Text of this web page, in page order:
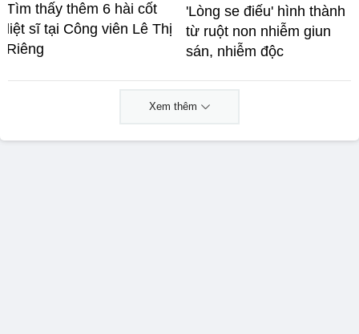
Tìm thấy thêm 6 hài cốt
liệt sĩ tại Công viên Lê Thị
Riêng
'Lòng se điếu' hình thành
từ ruột non nhiễm giun
sán, nhiễm độc
Xem thêm